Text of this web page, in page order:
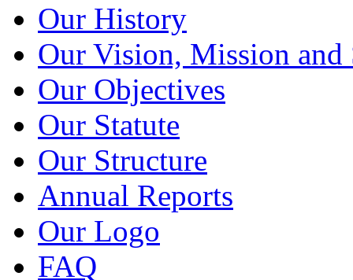
Our History
Our Vision, Mission and
Our Objectives
Our Statute
Our Structure
Annual Reports
Our Logo
FAQ